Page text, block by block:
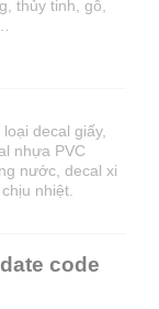
thủy tinh, gỗ,
loại decal giấy,
nhựa PVC
nước, decal xi
nhiệt.
code